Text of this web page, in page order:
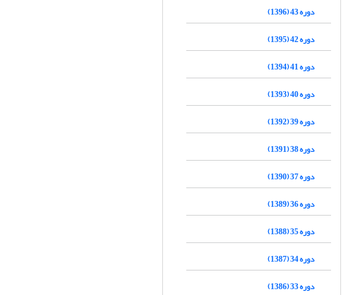
دوره 43 (1396)
دوره 42 (1395)
دوره 41 (1394)
دوره 40 (1393)
دوره 39 (1392)
دوره 38 (1391)
دوره 37 (1390)
دوره 36 (1389)
دوره 35 (1388)
دوره 34 (1387)
دوره 33 (1386)